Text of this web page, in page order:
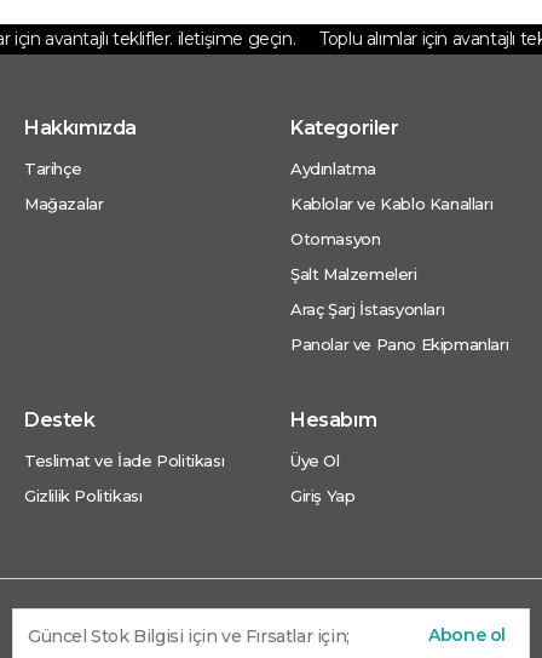
için avantajlı teklifler. iletişime geçin. Toplu alımlar için avantajlı
Hakkımızda
Tarihçe
Mağazalar
Kategoriler
Aydınlatma
Kablolar ve Kablo Kanalları
Otomasyon
Şalt Malzemeleri
Araç Şarj İstasyonları
Panolar ve Pano Ekipmanları
Destek
Teslimat ve İade Politikası
Gizlilik Politikası
Hesabım
Üye Ol
Giriş Yap
Abone ol